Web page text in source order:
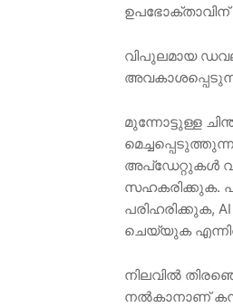
വിപുലമായ
മുന്നോട്ടുള്ള
അപ്‌ഡേറ്റുകൾ
സഹകരിക്കുക.
പരിഹരിക്കുക,
ചെയ്യുക
നിലവിൽ
നൽകാനാണ്